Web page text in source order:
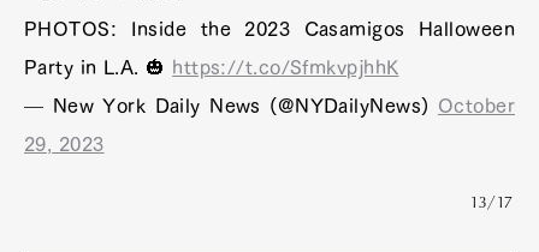
PHOTOS: Inside the 2023 Casamigos Halloween
Party in L.A. 🎃
https://t.co/SfmkvpjhhK
— New York Daily News (@NYDailyNews) October
29, 2023
13/17